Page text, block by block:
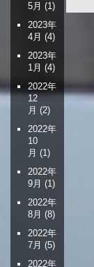
シ
5月 (1)
2023年
4月 (4)
2023年
1月 (4)
2022年
12
月 (2)
2022年
10
月 (1)
2022年
9月 (1)
2022年
8月 (8)
2022年
7月 (5)
2022年